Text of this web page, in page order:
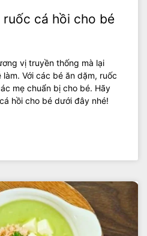
ruốc cá hồi cho bé
vị truyền thống mà lại
Với các bé ăn dặm, ruốc
mẹ chuẩn bị cho bé. Hãy
hồi cho bé dưới đây nhé!